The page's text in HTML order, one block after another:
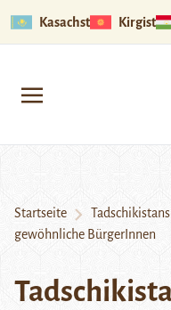
Kasachstan Kirgistan
Startseite
gewöhnliche BürgerInnen